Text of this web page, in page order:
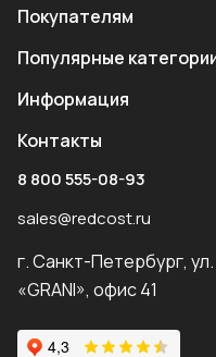
Покупателям
Популярные
Информация
Контакты
8 800 555-08-93
sales@redcost.ru
г. Санкт-Петербург,
«GRANI», офис 41